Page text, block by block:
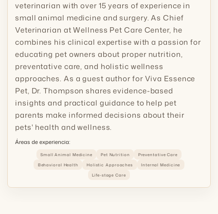
veterinarian with over 15 years of experience in
small animal medicine and surgery. As Chief
Veterinarian at Wellness Pet Care Center, he
combines his clinical expertise with a passion for
educating pet owners about proper nutrition,
preventative care, and holistic wellness
approaches. As a guest author for Viva Essence
Pet, Dr. Thompson shares evidence-based
insights and practical guidance to help pet
parents make informed decisions about their
pets' health and wellness.
Áreas de experiencia:
Small Animal Medicine Pet Nutrition
Preventative Care
Behavioral Health
Holistic Approaches
Internal Medicine
Life-stage Care